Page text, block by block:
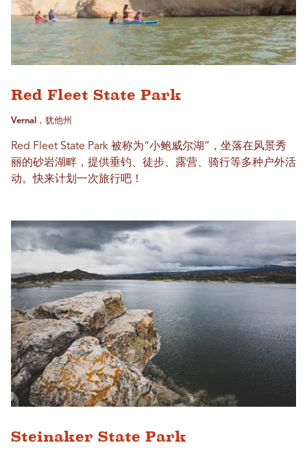
Red Fleet State Park
Vernal，犹他州
Red Fleet State Park 被称为“小鲍威尔湖”，坐落在风景秀
丽的砂岩湖畔，提供垂钓、徒步、露营、骑行等多种户外活
动。快来计划一次旅行吧！
Steinaker State Park